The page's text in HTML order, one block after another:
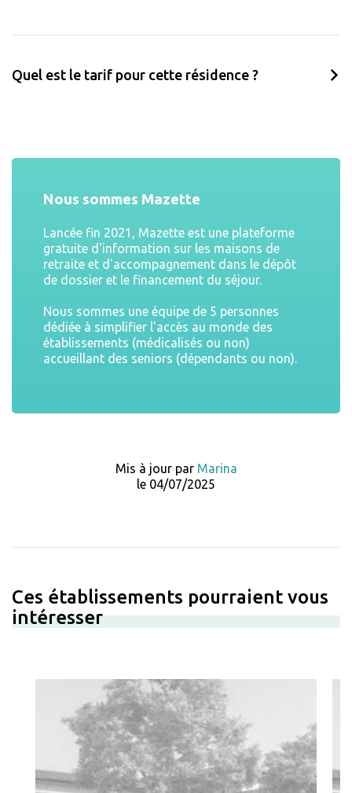
Quel est le tarif pour cette résidence ?
Nous sommes Mazette
Lancée fin 2021, Mazette est une plateforme
gratuite d'information sur les maisons de
retraite et d'accompagnement dans le dépôt
de dossier et le financement du séjour.
Nous sommes une équipe de 5 personnes
dédiée à simplifier l'accès au monde des
établissements (médicalisés ou non)
accueillant des seniors (dépendants ou non).
Mis à jour par Marina
le 04/07/2025
Ces établissements pourraient vous
intéresser